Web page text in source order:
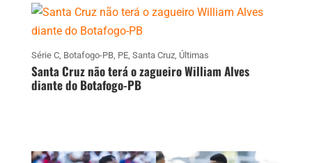
Série C, Botafogo-PB, PE, Santa Cruz, Últimas
Santa Cruz não terá o zagueiro William Alves
diante do Botafogo-PB